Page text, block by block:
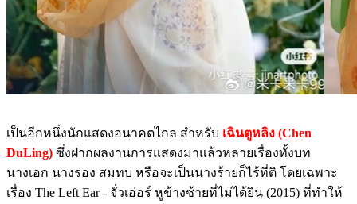
เป็นอีกหนึ่งนักแสดงอนาคตไกล สำหรับ เฉินตูหลิง (Chen
DuLing) ซึ่งฝากผลงานการแสดงมาแล้วหลายเรื่องทั้งบท
นางเอก นางรอง สมทบ หรือจะเป็นนางร้ายก็ไร้ที่ติ โดยเฉพาะ
เรื่อง The Left Ear - จั่วเอ่อร์ หูข้างซ้ายที่ไม่ได้ยิน (2015) ที่ทำให้